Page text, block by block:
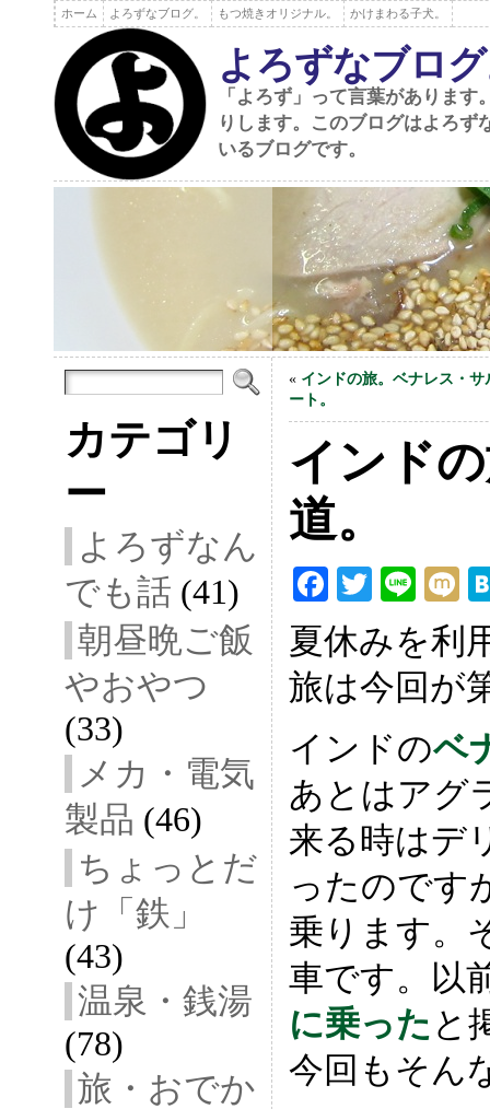
ホーム よろずなブログ。 もつ焼きオリジナル。 かけまわる子犬。
よろずなブロ
「よろず」って言葉がありま
りします。このブログはよろず
いるブログです。
カテゴリ
ー
よろずなん
でも話 (41)
朝昼晩ご飯
やおやつ
(33)
メカ・電気
製品 (46)
ちょっとだ
け「鉄」
(43)
温泉・銭湯
(78)
旅・おでか
« インドの旅。ベナレス・サ
ート。
インド
道。
F
ac
eb
oo
T
wi
tt
er
Li
ne ix
i
夏休みを利
旅は今回が
インドのベ
あとはアグ
来る時はデ
ったのです
乗ります。
車です。以
に乗った と
今回もそん